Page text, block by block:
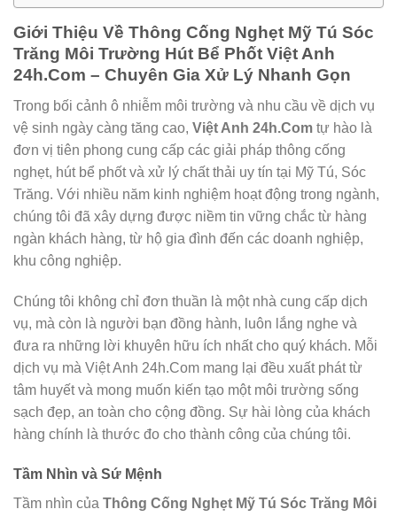
Giới Thiệu Về Thông Cống Nghẹt Mỹ Tú Sóc
Trăng Môi Trường Hút Bể Phốt Việt Anh
24h.Com – Chuyên Gia Xử Lý Nhanh Gọn
Trong bối cảnh ô nhiễm môi trường và nhu cầu về dịch vụ
vệ sinh ngày càng tăng cao, Việt Anh 24h.Com tự hào là
đơn vị tiên phong cung cấp các giải pháp thông cống
nghẹt, hút bể phốt và xử lý chất thải uy tín tại Mỹ Tú, Sóc
Trăng. Với nhiều năm kinh nghiệm hoạt động trong ngành,
chúng tôi đã xây dựng được niềm tin vững chắc từ hàng
ngàn khách hàng, từ hộ gia đình đến các doanh nghiệp,
khu công nghiệp.
Chúng tôi không chỉ đơn thuần là một nhà cung cấp dịch
vụ, mà còn là người bạn đồng hành, luôn lắng nghe và
đưa ra những lời khuyên hữu ích nhất cho quý khách. Mỗi
dịch vụ mà Việt Anh 24h.Com mang lại đều xuất phát từ
tâm huyết và mong muốn kiến tạo một môi trường sống
sạch đẹp, an toàn cho cộng đồng. Sự hài lòng của khách
hàng chính là thước đo cho thành công của chúng tôi.
Tầm Nhìn và Sứ Mệnh
Tầm nhìn của Thông Cống Nghẹt Mỹ Tú Sóc Trăng Môi